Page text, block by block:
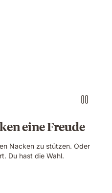
eine Freude
Nacken zu stützen. Oder
Du hast die Wahl.